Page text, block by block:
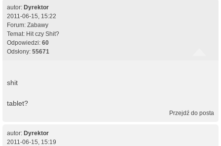
autor: Dyrektor
2011-06-15, 15:22
Forum: Zabawy
Temat: Hit czy Shit?
Odpowiedzi: 60
Odsłony: 55671
shit
tablet?
Przejdź do posta
autor: Dyrektor
2011-06-15, 15:19